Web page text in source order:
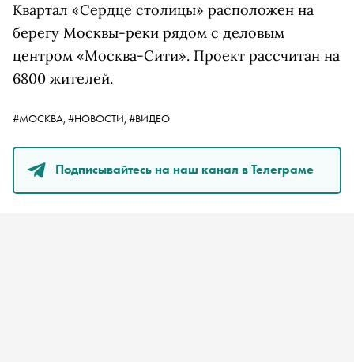
Квартал «Сердце столицы» расположен на
берегу Москвы-реки рядом с деловым
центром «Москва-Сити». Проект рассчитан на
6800 жителей.
#МОСКВА, #НОВОСТИ, #ВИДЕО
Подписывайтесь на наш канал в Телеграме